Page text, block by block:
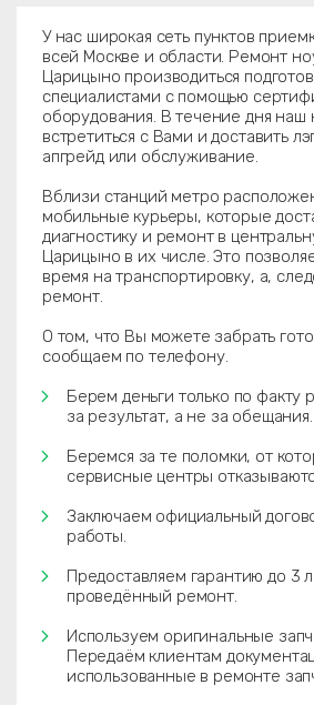
У нас широкая сеть пунктов
всей Москве и области. Ремонт
Царицыно производиться
специалистами с помощью
оборудования. В течение дня наш
встретиться с Вами и доставить
апгрейд или обслуживание.
Вблизи станций метро
мобильные курьеры, которые
диагностику и ремонт в
Царицыно в их числе. Это
время на транспортировку, а,
ремонт.
О том, что Вы можете забрать
сообщаем по телефону.
Берем деньги только по факту
за результат, а не за обещания.
Беремся за те поломки, от
сервисные центры
Заключаем официальный
работы.
Предоставляем гарантию до 3
проведённый ремонт.
Используем оригинальные
Передаём клиентам
использованные в ремонте